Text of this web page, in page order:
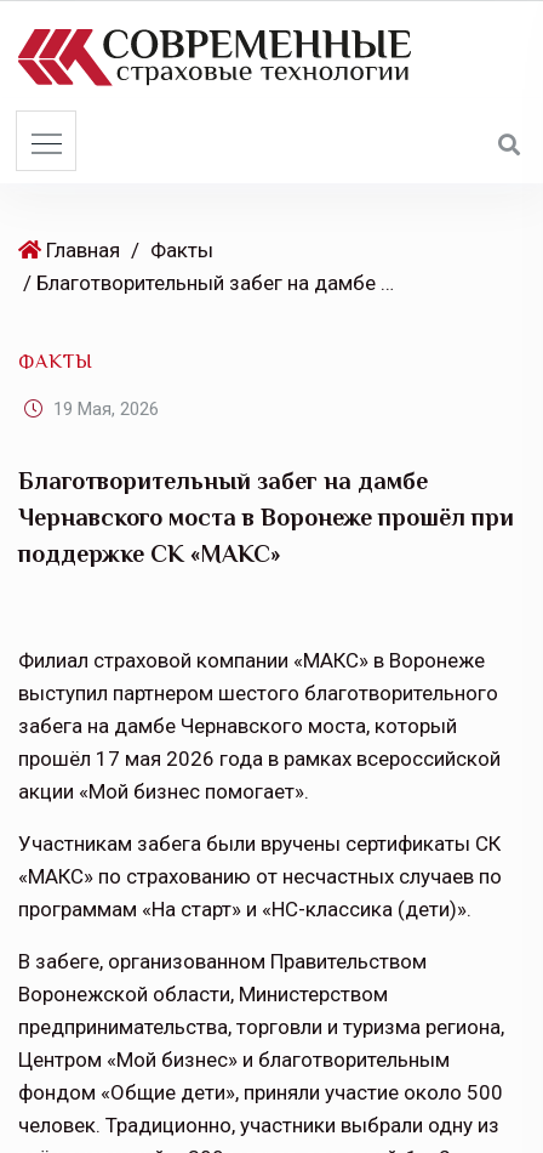
Главная / Факты
/ Благотворительный забег на дамбе Чернавского моста в Воронеже прошёл при поддержке СК «МАКС»
ФАКТЫ
19 Мая, 2026
Благотворительный забег на дамбе
Чернавского моста в Воронеже прошёл при
поддержке СК «МАКС»
Филиал страховой компании «МАКС» в Воронеже
выступил партнером шестого благотворительного
забега на дамбе Чернавского моста, который
прошёл 17 мая 2026 года в рамках всероссийской
акции «Мой бизнес помогает».
Участникам забега были вручены сертификаты СК
«МАКС» по страхованию от несчастных случаев по
программам «На старт» и «НС-классика (дети)».
В забеге, организованном Правительством
Воронежской области, Министерством
предпринимательства, торговли и туризма региона,
Центром «Мой бизнес» и благотворительным
фондом «Общие дети», приняли участие около 500
человек. Традиционно, участники выбрали одну из